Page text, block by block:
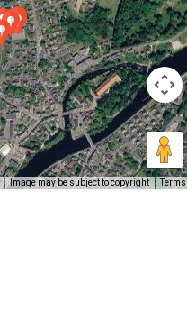
Image may be subject to copyright Terms